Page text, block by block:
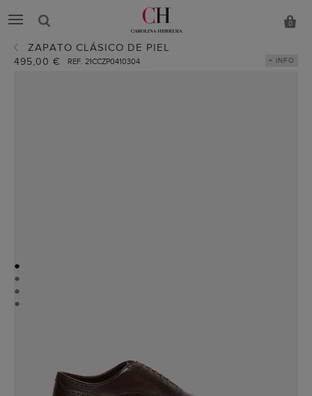
0
ZAPATO CLÁSICO DE PIEL
495,00 € REF. 21CCZP0410304 + INFO
●
●
●
●